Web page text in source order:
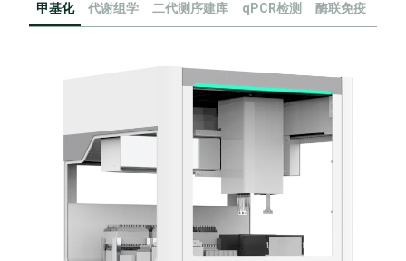
甲基化 代谢组学 二代测序建库 qPCR检测 酶联免疫